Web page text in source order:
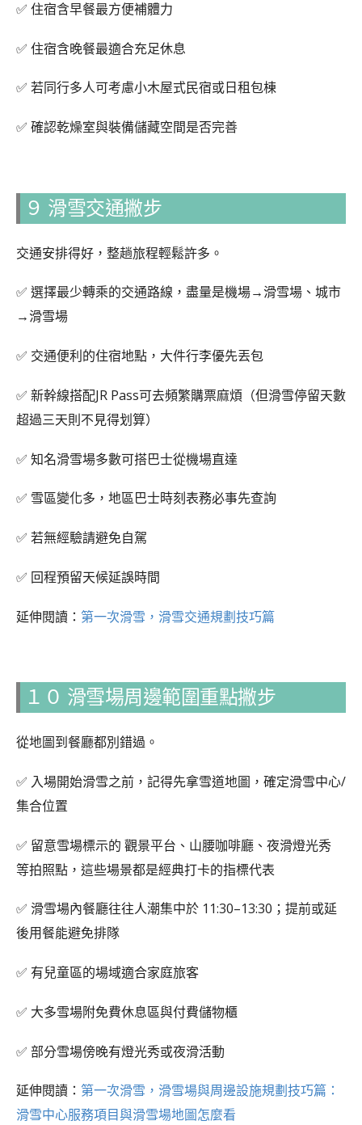
✅ 住宿含早餐最方便補體力
✅ 住宿含晚餐最適合充足休息
✅ 若同行多人可考慮小木屋式民宿或日租包棟
✅ 確認乾燥室與裝備儲藏空間是否完善
９ 滑雪交通撇步
交通安排得好，整趟旅程輕鬆許多。
✅ 選擇最少轉乘的交通路線，盡量是機場→滑雪場、城市
→滑雪場
✅ 交通便利的住宿地點，大件行李優先丟包
✅ 新幹線搭配JR Pass可去頻繁購票麻煩（但滑雪停留天數
超過三天則不見得划算）
✅ 知名滑雪場多數可搭巴士從機場直達
✅ 雪區變化多，地區巴士時刻表務必事先查詢
✅ 若無經驗請避免自駕
✅ 回程預留天候延誤時間
延伸閱讀： 第一次滑雪，滑雪交通規劃技巧篇
１０ 滑雪場周邊範圍重點撇步
從地圖到餐廳都別錯過。
✅ 入場開始滑雪之前，記得先拿雪道地圖，確定滑雪中心/
集合位置
✅ 留意雪場標示的 觀景平台、山腰咖啡廳、夜滑燈光秀
等拍照點，這些場景都是經典打卡的指標代表
✅ 滑雪場內餐廳往往人潮集中於 11:30–13:30；提前或延
後用餐能避免排隊
✅ 有兒童區的場域適合家庭旅客
✅ 大多雪場附免費休息區與付費儲物櫃
✅ 部分雪場傍晚有燈光秀或夜滑活動
延伸閱讀： 第一次滑雪，滑雪場與周邊設施規劃技巧篇：
滑雪中心服務項目與滑雪場地圖怎麼看